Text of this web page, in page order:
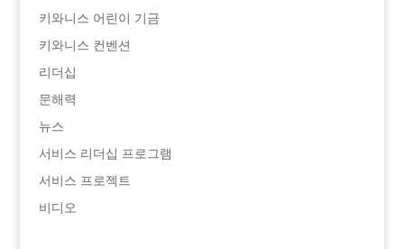
키와니스 어린이 기금
키와니스 컨벤션
리더십
문해력
뉴스
서비스 리더십 프로그램
서비스 프로젝트
비디오